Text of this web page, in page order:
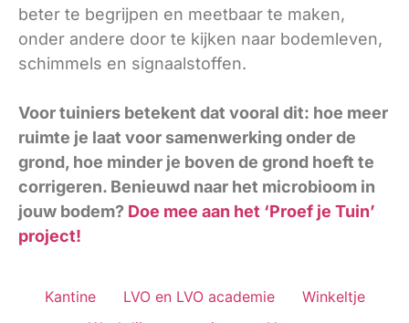
beter te begrijpen en meetbaar te maken,
onder andere door te kijken naar bodemleven,
schimmels en signaalstoffen.
Voor tuiniers betekent dat vooral dit: hoe meer
ruimte je laat voor samenwerking onder de
grond, hoe minder je boven de grond hoeft te
corrigeren. Benieuwd naar het microbioom in
jouw bodem? Doe mee aan het ‘Proef je Tuin’
project!
Kantine LVO en LVO academie
Winkeltje